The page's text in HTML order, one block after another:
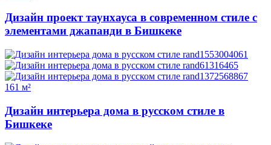
Дизайн проект таунхауса в современном стиле с
элементами джапанди в Бишкеке
161 м²
Дизайн интерьера дома в русском стиле в
Бишкеке